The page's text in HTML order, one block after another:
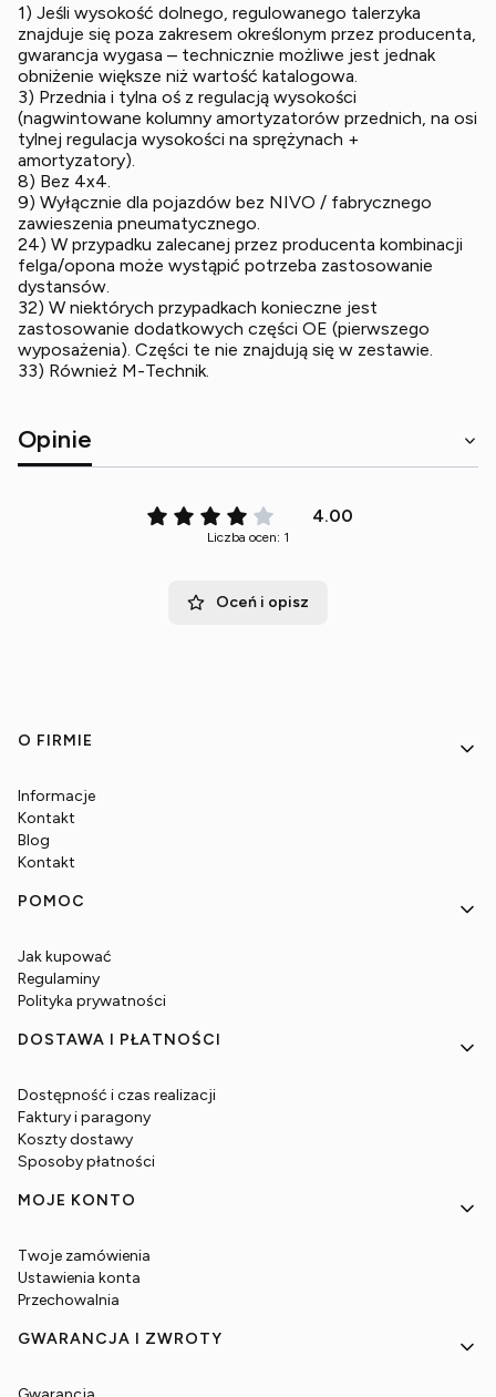
1) Jeśli wysokość dolnego, regulowanego talerzyka
znajduje się poza zakresem określonym przez producenta,
gwarancja wygasa – technicznie możliwe jest jednak
obniżenie większe niż wartość katalogowa.
3) Przednia i tylna oś z regulacją wysokości
(nagwintowane kolumny amortyzatorów przednich, na osi
tylnej regulacja wysokości na sprężynach +
amortyzatory).
8) Bez 4x4.
9) Wyłącznie dla pojazdów bez NIVO / fabrycznego
zawieszenia pneumatycznego.
24) W przypadku zalecanej przez producenta kombinacji
felga/opona może wystąpić potrzeba zastosowanie
dystansów.
32) W niektórych przypadkach konieczne jest
zastosowanie dodatkowych części OE (pierwszego
wyposażenia). Części te nie znajdują się w zestawie.
33) Również M-Technik.
Opinie
4.00
Liczba ocen: 1
Oceń i opisz
Linki w stopce
O FIRMIE
Informacje
Kontakt
Blog
Kontakt
POMOC
Jak kupować
Regulaminy
Polityka prywatności
DOSTAWA I PŁATNOŚCI
Dostępność i czas realizacji
Faktury i paragony
Koszty dostawy
Sposoby płatności
MOJE KONTO
Twoje zamówienia
Ustawienia konta
Przechowalnia
GWARANCJA I ZWROTY